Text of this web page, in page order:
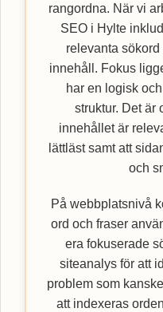
rangordna. När vi
SEO i Hylte
relevanta
innehåll. Fokus
har en logisk
struktur. Det är
innehållet är
lättläst samt att
och
På webbplatsnivå
ord och fraser
era fokuserade
siteanalys för att
problem som
att indexeras